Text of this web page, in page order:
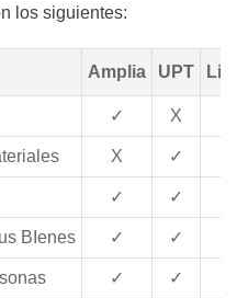
los siguientes:
Amplia UPT
✓ X
X ✓
✓ ✓
BIenes ✓ ✓
✓ ✓